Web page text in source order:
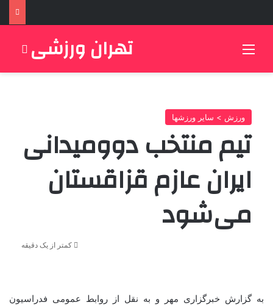
تهران ورزشی
ورزش > سایر ورزشها
تیم منتخب دوومیدانی
ایران عازم قزاقستان
می‌شود
کمتر از یک دقیقه
به گزارش خبرگزاری مهر و به نقل از روابط عمومی فدراسیون